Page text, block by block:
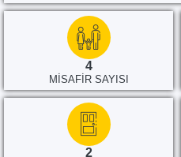
4
MISAFIR SAYISI
2